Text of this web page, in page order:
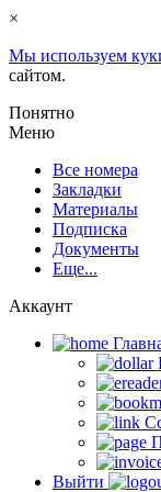
×
Мы используем
сайтом.
Понятно
Меню
Все номера
Закладки
Материалы
Подписка
Документы
Еще...
Аккаунт
Выйти